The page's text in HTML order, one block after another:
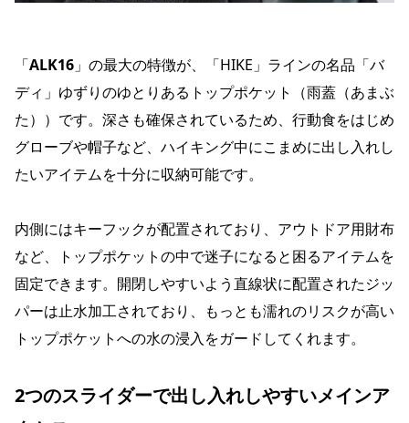
「ALK16 」の最大の特徴が、「HIKE」ラインの名品「バ
ディ」ゆずりのゆとりあるトップポケット（雨蓋（あまぶ
た））です。深さも確保されているため、行動食をはじめ
グローブや帽子など、ハイキング中にこまめに出し入れし
たいアイテムを十分に収納可能です。
内側にはキーフックが配置されており、アウトドア用財布
など、トップポケットの中で迷子になると困るアイテムを
固定できます。開閉しやすいよう直線状に配置されたジッ
パーは止水加工されており、もっとも濡れのリスクが高い
トップポケットへの水の浸入をガードしてくれます。
2つのスライダーで出し入れしやすいメインア